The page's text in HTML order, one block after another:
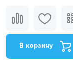
В корзину